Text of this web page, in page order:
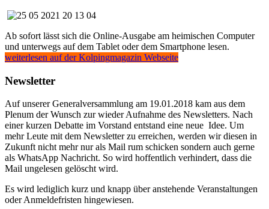
Ab sofort lässt sich die Online-Ausgabe am heimischen Computer
und unterwegs auf dem Tablet oder dem Smartphone lesen.
weiterlesen auf der Kolpingmagazin Webseite
Newsletter
Auf unserer Generalversammlung am 19.01.2018 kam aus dem
Plenum der Wunsch zur wieder Aufnahme des Newsletters. Nach
einer kurzen Debatte im Vorstand entstand eine neue Idee. Um
mehr Leute mit dem Newsletter zu erreichen, werden wir diesen in
Zukunft nicht mehr nur als Mail rum schicken sondern auch gerne
als WhatsApp Nachricht. So wird hoffentlich verhindert, dass die
Mail ungelesen gelöscht wird.
Es wird lediglich kurz und knapp über anstehende Veranstaltungen
oder Anmeldefristen hingewiesen.